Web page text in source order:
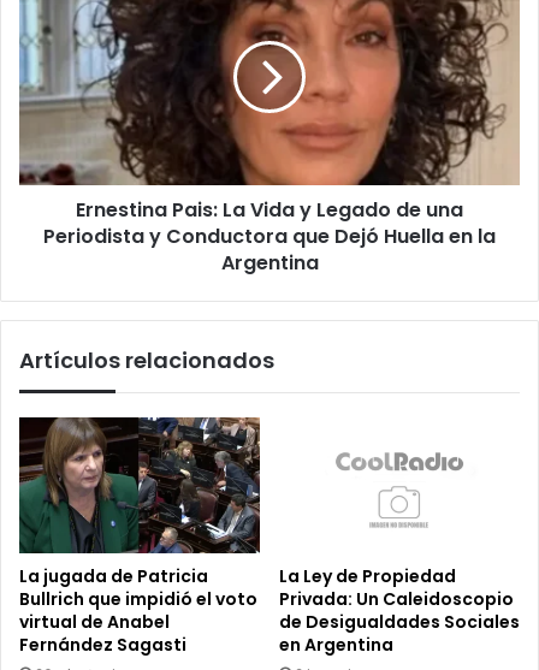
Pais:
La
Vida
y
Legado
una
Periodista
Conductora
Huella
la
Ernestina Pais: La Vida y Legado de una
Periodista y Conductora que Dejó Huella en la
Argentina
Artículos relacionados
La jugada de Patricia
Bullrich que impidió el voto
virtual de Anabel
Fernández Sagasti
La Ley de Propiedad
Privada: Un Caleidoscopio
de Desigualdades Sociales
en Argentina